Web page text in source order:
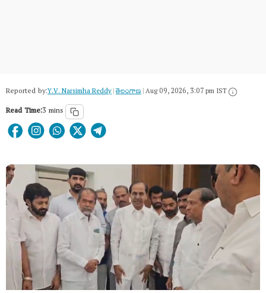
Reported by:Y.V. Narsimha Reddy|తెలంగాణ‌|Aug 09, 2026, 3:07 pm IST
Read Time:3 mins